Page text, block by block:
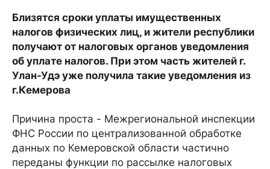
Близятся сроки уплаты имущественных
налогов физических лиц, и жители республики
получают от налоговых органов уведомления
об уплате налогов. При этом часть жителей г.
Улан-Удэ уже получила такие уведомления из
г.Кемерова
Причина проста - Межрегиональной инспекции
ФНС России по централизованной обработке
данных по Кемеровской области частично
переданы функции по рассылке налоговых